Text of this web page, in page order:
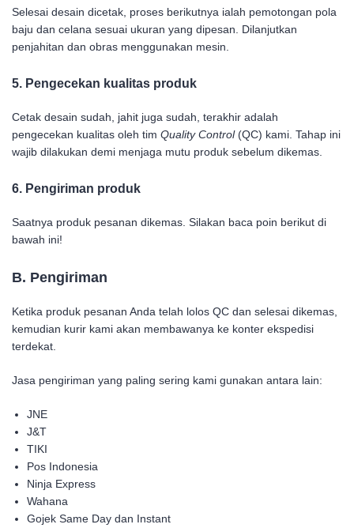
Selesai desain dicetak, proses berikutnya ialah pemotongan pola
baju dan celana sesuai ukuran yang dipesan. Dilanjutkan
penjahitan dan obras menggunakan mesin.
5. Pengecekan kualitas produk
Cetak desain sudah, jahit juga sudah, terakhir adalah
pengecekan kualitas oleh tim Quality Control(QC) kami. Tahap ini
wajib dilakukan demi menjaga mutu produk sebelum dikemas.
6. Pengiriman produk
Saatnya produk pesanan dikemas. Silakan baca poin berikut di
bawah ini!
B. Pengiriman
Ketika produk pesanan Anda telah lolos QC dan selesai dikemas,
kemudian kurir kami akan membawanya ke konter ekspedisi
terdekat.
Jasa pengiriman yang paling sering kami gunakan antara lain:
JNE
J&T
TIKI
Pos Indonesia
Ninja Express
Wahana
Gojek Same Day dan Instant